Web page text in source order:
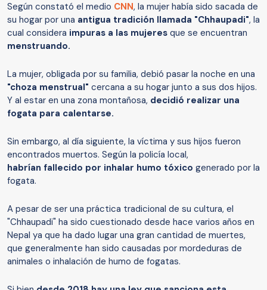
Según constató el medio CNN, la mujer había sido sacada de
su hogar por una antigua tradición llamada "Chhaupadi", la
cual considera impuras a las mujeres que se encuentran
menstruando.
La mujer, obligada por su familia, debió pasar la noche en una
"choza menstrual" cercana a su hogar junto a sus dos hijos.
Y al estar en una zona montañosa, decidió realizar una
fogata para calentarse.
Sin embargo, al día siguiente, la víctima y sus hijos fueron
encontrados muertos. Según la policía local,
habrían fallecido por inhalar humo tóxico generado por la
fogata.
A pesar de ser una práctica tradicional de su cultura, el
"Chhaupadi" ha sido cuestionado desde hace varios años en
Nepal ya que ha dado lugar una gran cantidad de muertes,
que generalmente han sido causadas por mordeduras de
animales o inhalación de humo de fogatas.